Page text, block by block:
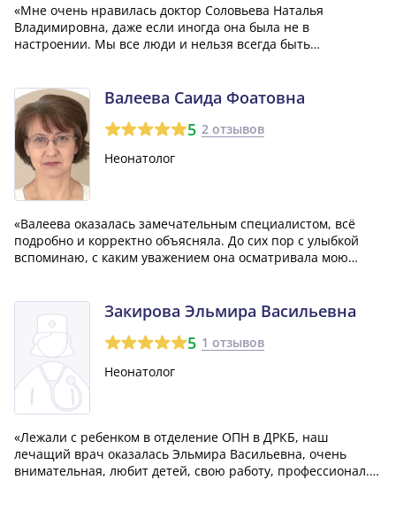
«Мне очень нравилась доктор Соловьева Наталья
Владимировна, даже если иногда она была не в
настроении. Мы все люди и нельзя всегда быть
глупых вопросов. Нам с ней всегда было комфортно,...»
Валеева Саида Фоатовна
5 2 отзывов
Неонатолог
«Валеева оказалась замечательным специалистом, всё
подробно и корректно объясняла. До сих пор с улыбкой
вспоминаю, с каким уважением она осматривала мою
серьёзному человеку.»Закирова Эльмира Васильевна
5 1 отзывов
Неонатолог
«Лежали с ребенком в отделение ОПН в ДРКБ, наш
лечащий врач оказалась Эльмира Васильевна, очень
внимательная, любит детей, свою работу, профессионал.